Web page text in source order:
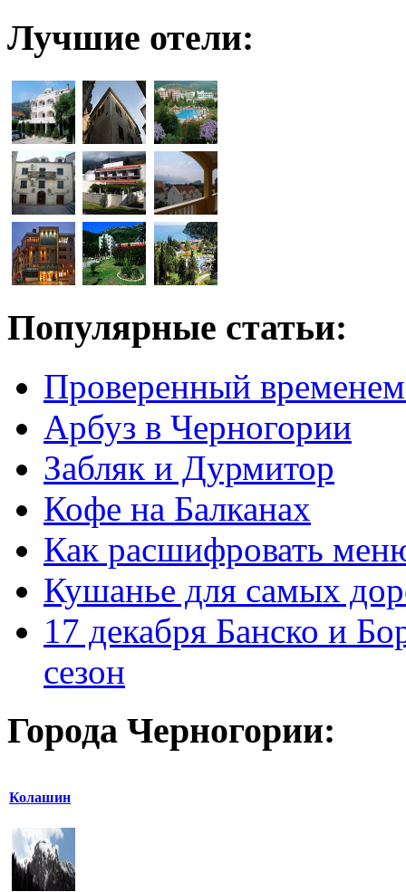
Лучшие отели:
Популярные статьи:
Проверенный временем
Арбуз в Черногории
Забляк и Дурмитор
Кофе на Балканах
Как расшифровать
Кушанье для самых
17 декабря Банско и
сезон
Города Черногории:
Колашин